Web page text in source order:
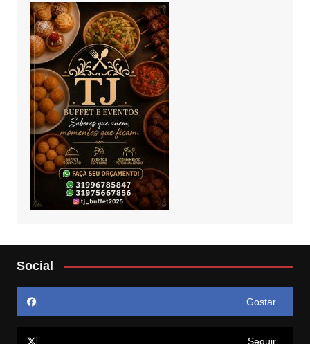
Social
Gostar
Seguir